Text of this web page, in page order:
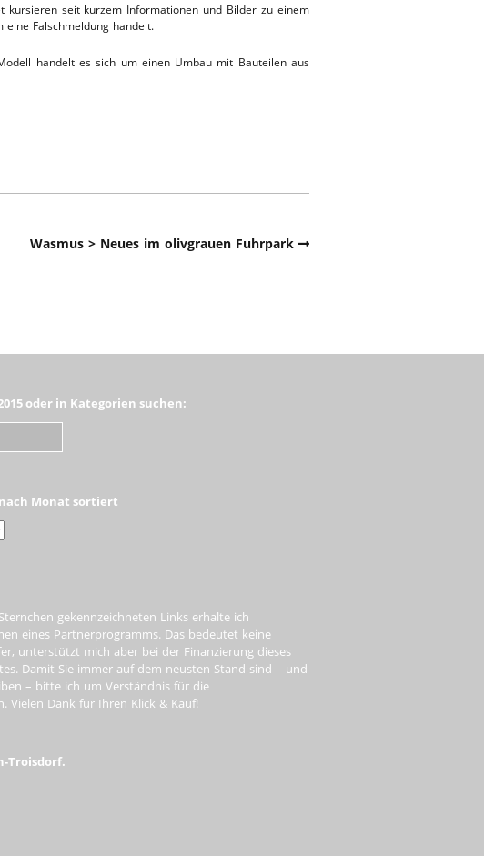
KONTAKT
seit kurzem Informationen und Bilder zu einem
eine Falschmeldung handelt.
handelt es sich um einen Umbau mit Bauteilen aus
Wasmus > Neues im olivgrauen Fuhrpark
oder in Kategorien suchen:
Monat sortiert
gekennzeichneten Links erhalte ich
eines Partnerprogramms. Das bedeutet keine
unterstützt mich aber bei der Finanzierung dieses
Damit Sie immer auf dem neusten Stand sind – und
– bitte ich um Verständnis für die
Vielen Dank für Ihren Klick & Kauf!
Troisdorf.